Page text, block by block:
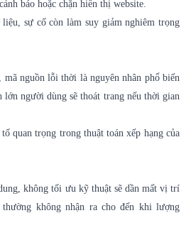
báo hoặc chặn hiển thị website.
sự cố còn làm suy giảm nghiêm trọng
mã nguồn lỗi thời là nguyên nhân phổ biến
lớn người dùng sẽ thoát trang nếu thời gian
quan trọng trong thuật toán xếp hạng của
không tối ưu kỹ thuật sẽ dần mất vị trí
thường không nhận ra cho đến khi lượng